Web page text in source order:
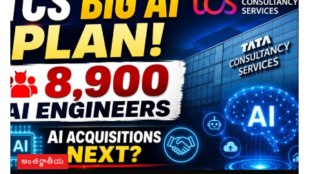
అంతర్జాతీయ